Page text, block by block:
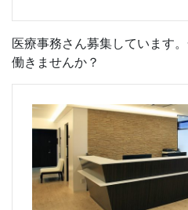
医療事務さん募集しています
働きませんか？